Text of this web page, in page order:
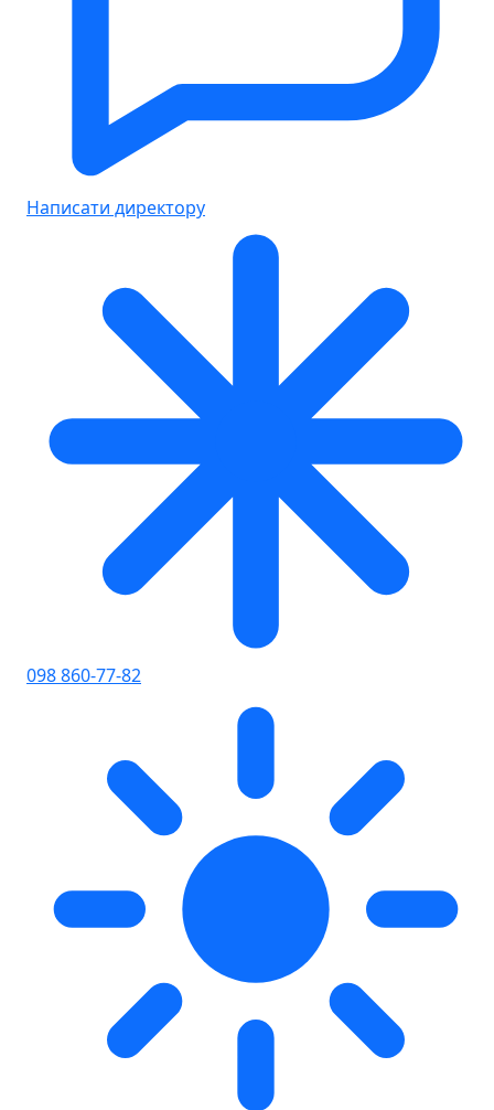
Написати директору
098 860-77-82